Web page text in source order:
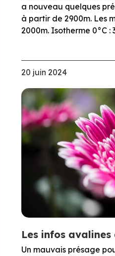
a nouveau quelques
à partir de 2900m. Les
2000m. Isotherme 0°C :
20 juin 2024
Les infos
Un mauvais présage